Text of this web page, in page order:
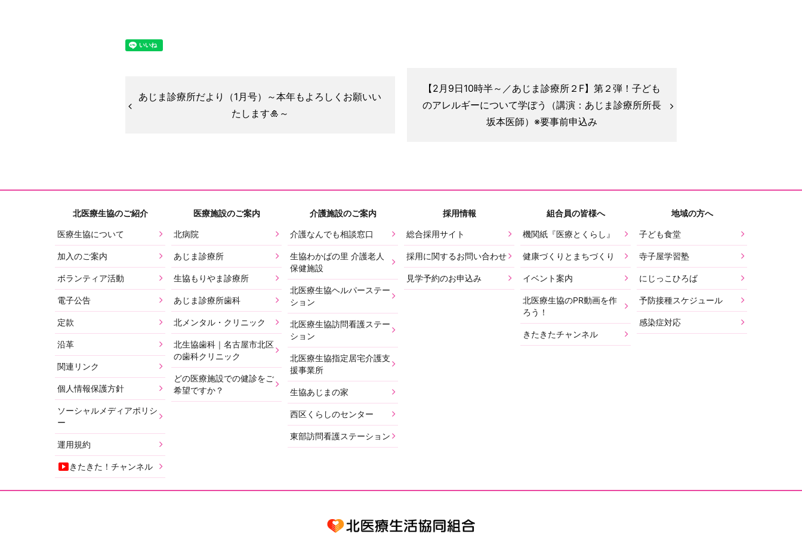
あじま診療所だより（1月号）～本年もよろしくお願いい
たします🎍～
【2月9日10時半～／あじま診療所２F】第２弾！子ども
のアレルギーについて学ぼう（講演：あじま診療所所長
坂本医師）※要事前申込み
北医療生協のご紹介
医療生協について
加入のご案内
ボランティア活動
電子公告
定款
沿革
関連リンク
個人情報保護方針
ソーシャルメディアポリシ
ー
運用規約
きたきた！チャンネル
医療施設のご案内
北病院
あじま診療所
生協もりやま診療所
あじま診療所歯科
北メンタル・クリニック
北生協歯科｜名古屋市北区
の歯科クリニック
どの医療施設での健診をご
希望ですか？
介護施設のご案内
介護なんでも相談窓口
生協わかばの里 介護老人
保健施設
北医療生協ヘルパーステー
ション
北医療生協訪問看護ステー
ション
北医療生協指定居宅介護支
援事業所
生協あじまの家
西区くらしのセンター
東部訪問看護ステーション
採用情報
総合採用サイト
採用に関するお問い合わせ
見学予約のお申込み
組合員の皆様へ
機関紙『医療とくらし』
健康づくりとまちづくり
イベント案内
北医療生協のPR動画を作
ろう！
きたきたチャンネル
地域の方へ
子ども食堂
寺子屋学習塾
にじっこひろば
予防接種スケジュール
感染症対応